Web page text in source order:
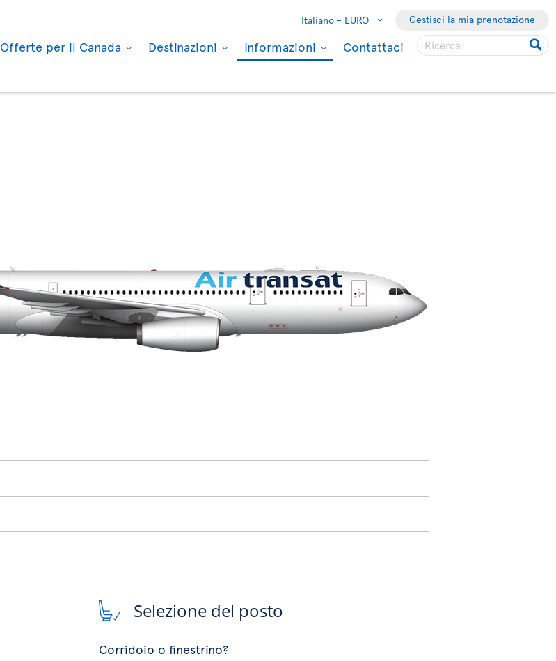
Italiano - EURO Gestisci la mia prenotazione
Offerte per il Canada Destinazioni Informazioni Contattaci
Selezione del posto
Corridoio o finestrino?